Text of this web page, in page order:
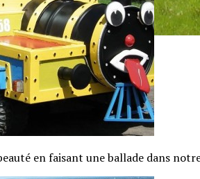
en faisant une ballade dans